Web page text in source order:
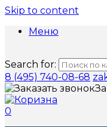
Skip to content
Меню
Search for:
8 (495) 740-08-68
0